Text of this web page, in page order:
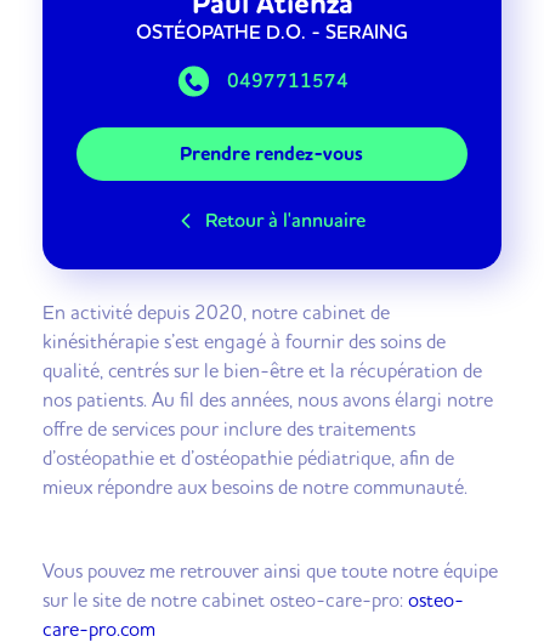
Retour à l'annuaire
OSTÉOPATHE D.O. - SERAING
0497711574
Prendre rendez-vous
En activité depuis 2020, notre cabinet de
kinésithérapie s’est engagé à fournir des soins de
qualité, centrés sur le bien-être et la récupération de
nos patients. Au fil des années, nous avons élargi notre
offre de services pour inclure des traitements
d’ostéopathie et d’ostéopathie pédiatrique, afin de
mieux répondre aux besoins de notre communauté.
Vous pouvez me retrouver ainsi que toute notre équipe
sur le site de notre cabinet osteo-care-pro: osteo-
care-pro.com